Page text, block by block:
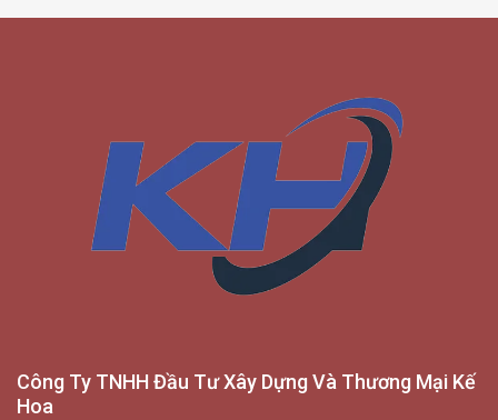
Công Ty TNHH Đầu Tư Xây Dựng Và Thương Mại Kế
Hoa